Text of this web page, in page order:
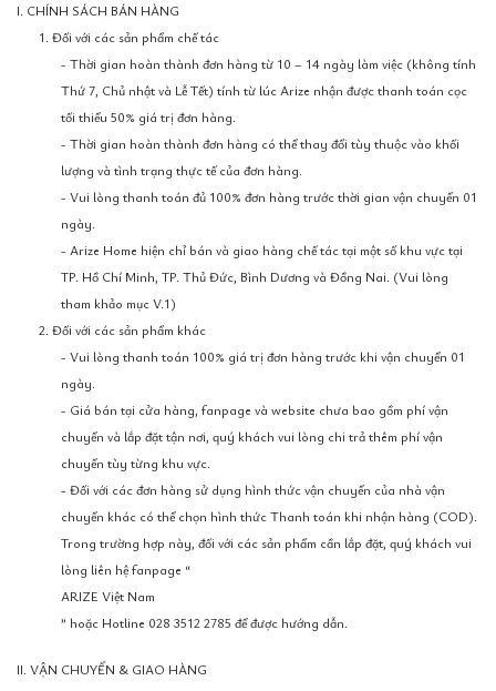
I. CHÍNH SÁCH BÁN HÀNG
1. Đối với các sản phẩm chế tác
- Thời gian hoàn thành đơn hàng từ 10 – 14 ngày làm việc (không tính
Thứ 7, Chủ nhật và Lễ Tết) tính từ lúc Arize nhận được thanh toán cọc
tối thiểu 50% giá trị đơn hàng.
- Thời gian hoàn thành đơn hàng có thể thay đổi tùy thuộc vào khối
lượng và tình trạng thực tế của đơn hàng.
- Vui lòng thanh toán đủ 100% đơn hàng trước thời gian vận chuyển 01
ngày.
- Arize Home hiện chỉ bán và giao hàng chế tác tại một số khu vực tại
TP. Hồ Chí Minh, TP. Thủ Đức, Bình Dương và Đồng Nai. (Vui lòng
tham khảo mục V.1)
2. Đối với các sản phẩm khác
- Vui lòng thanh toán 100% giá trị đơn hàng trước khi vận chuyển 01
ngày.
- Giá bán tại cửa hàng, fanpage và website chưa bao gồm phí vận
chuyển và lắp đặt tận nơi, quý khách vui lòng chi trả thêm phí vận
chuyển tùy từng khu vực.
- Đối với các đơn hàng sử dụng hình thức vận chuyển của nhà vận
chuyển khác có thể chọn hình thức Thanh toán khi nhận hàng (COD).
Trong trường hợp này, đối với các sản phẩm cần lắp đặt, quý khách vui
lòng liên hệ fanpage “
ARIZE Việt Nam
” hoặc Hotline 028 3512 2785 để được hướng dẫn.
II. VẬN CHUYỂN & GIAO HÀNG